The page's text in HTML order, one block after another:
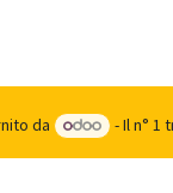
da - Il n° 1